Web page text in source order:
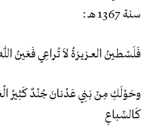
سنة 1367 هـ :
فَلَسْطينُ العـزيزةُ لاَ تُراعِي فَعَينُ
وحَوْلَكِ مِنْ بَنِي عَدْنانَ جُنْدٌ كَثِيرُ
كَالسِّباعِ